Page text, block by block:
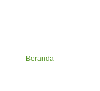
Beranda